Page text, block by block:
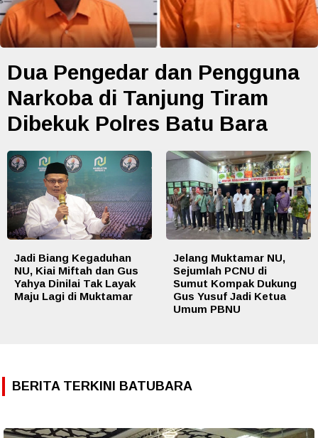
Dua Pengedar dan Pengguna
Narkoba di Tanjung Tiram
Dibekuk Polres Batu Bara
Jadi Biang Kegaduhan
NU, Kiai Miftah dan Gus
Yahya Dinilai Tak Layak
Maju Lagi di Muktamar
Jelang Muktamar NU,
Sejumlah PCNU di
Sumut Kompak Dukung
Gus Yusuf Jadi Ketua
Umum PBNU
BERITA TERKINI BATUBARA